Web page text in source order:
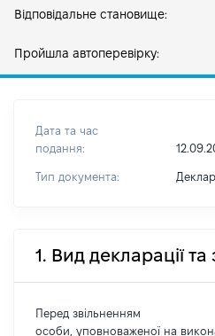
Відповідальне становище:
Пройшла автоперевірку:
Дата та час
подання:
Тип документа:
1. Вид декларації та
Перед звільненням
особи, уповноваженої на